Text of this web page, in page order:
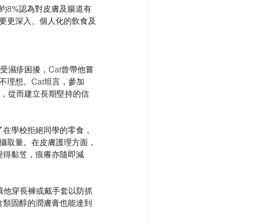
8%認為對皮膚及腸道有
更深入、個人化的飲食及
濕疹困擾，Cat曾帶他嘗
理想。Cat坦言，參加
從而建立長期堅持的信
學校拒絕同學的零食，
取量。在皮膚護理方面，
黏笠，痕癢亦隨即減
穿長褲或戴手套以防抓
固醇的潤膚膏也能達到